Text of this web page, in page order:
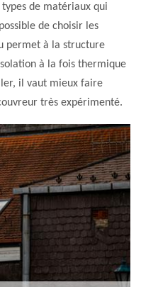
de matériaux qui
de choisir les
permet à la structure
à la fois thermique
il vaut mieux faire
très expérimenté.